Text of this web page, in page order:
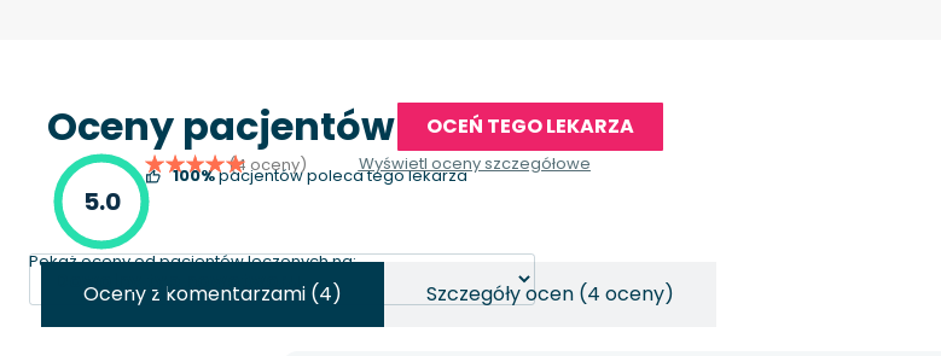
Oceny pacjentów OCEŃ TEGO LEKARZA
5.0
(4 oceny)
100%pacjentów poleca tego lekarza
Wyświetl oceny szczegółowe
Pokaż oceny od pacjentów leczonych na:
Oceny z komentarzami (4) Szczegóły ocen (4 oceny)